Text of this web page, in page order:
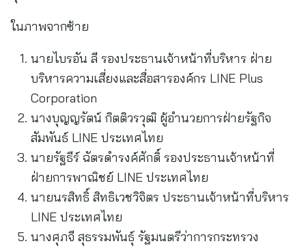
ในภาพจากซ้าย
นายไบรอัน ลี รองประธานเจ้าหน้าที่บริหาร ฝ่าย
บริหารความเสี่ยงและสื่อสารองค์กร LINE Plus
Corporation
นางบุญญรัตน์ กิตติวรวุฒิ ผู้อำนวยการฝ่ายรัฐกิจ
สัมพันธ์ LINE ประเทศไทย
นายรัฐธีร์ ฉัตรดำรงค์ศักดิ์ รองประธานเจ้าหน้าที่
ฝ่ายการพาณิชย์ LINE ประเทศไทย
นายนรสิทธิ์ สิทธิเวชวิจิตร ประธานเจ้าหน้าที่บริหาร
LINE ประเทศไทย
นางศุภจี สุธรรมพันธุ์ รัฐมนตรีว่าการกระทรวง